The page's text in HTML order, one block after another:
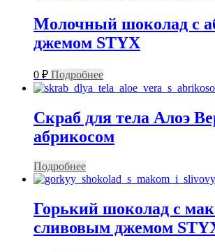
Молочный шоколад с
джемом STYX
0 ₽ Подробнее
Скраб для тела Алоэ
абрикосом
Подробнее
Горький шоколад с
сливовым джемом